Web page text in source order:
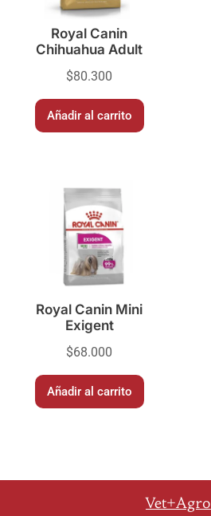
Royal Canin
Chihuahua Adult
$80.300
Añadir al carrito
Royal Canin Mini
Exigent
$68.000
Añadir al carrito
Vet+Agro